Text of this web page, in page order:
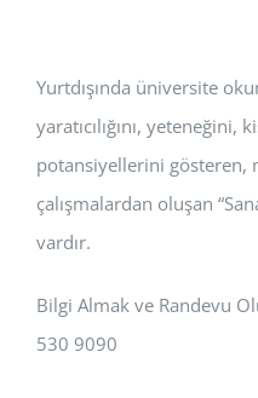
Yurtdışında üniversite
yaratıcılığını,
potansiyellerini gösteren,
çalışmalardan oluşan
vardır.
Bilgi Almak ve Randevu
530 9090